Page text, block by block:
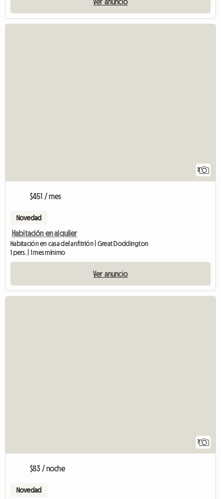
Ver anuncio
2
$451 / mes
Novedad
Habitación en alquiler
Habitación en casa del anfitrión | Great Doddington
1 pers. | 1 mes mínimo
Ver anuncio
7
$83 / noche
Novedad